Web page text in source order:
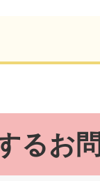
るお